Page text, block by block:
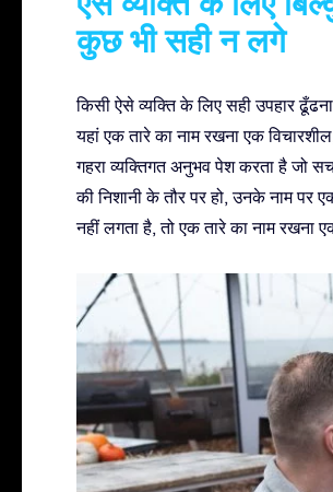
कुछ भी सही न लगे
किसी ऐसे व्यक्ति के लिए सही उपहार
यहां एक तारे का नाम रखना एक
गहरा व्यक्तिगत अनुभव पेश करता है जो
की निशानी के तौर पर हो, उनके नाम पर
नहीं लगता है, तो एक तारे का नाम रखना